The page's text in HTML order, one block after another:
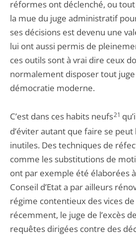
réformes ont déclenché, ou
la mue du juge administratif
ses décisions est devenu une
lui ont aussi permis de
ces outils sont à vrai dire ceux
normalement disposer tout juge
démocratie moderne.
C’est dans ces habits neufs21
d’éviter autant que faire se
inutiles. Des techniques de
comme les substitutions de
ont par exemple été élaborées
Conseil d’Etat a par ailleurs
régime contentieux des vices
récemment, le juge de l’excès
requêtes dirigées contre des